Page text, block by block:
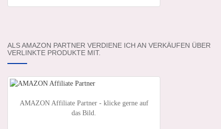
ALS AMAZON PARTNER VERDIENE ICH AN VERKÄUFEN ÜBER
VERLINKTE PRODUKTE MIT.
AMAZON Affiliate Partner - klicke gerne auf
das Bild.